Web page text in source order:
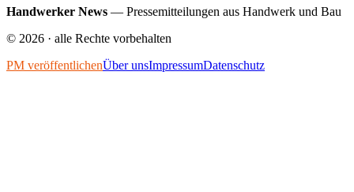
Handwerker News — Pressemitteilungen aus Handwerk und Bau
© 2026 · alle Rechte vorbehalten
PM veröffentlichenÜber unsImpressumDatenschutz